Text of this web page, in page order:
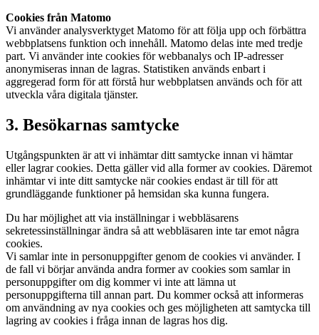
Cookies från Matomo
Vi använder analysverktyget Matomo för att följa upp och förbättra
webbplatsens funktion och innehåll. Matomo delas inte med tredje
part. Vi använder inte cookies för webbanalys och IP-adresser
anonymiseras innan de lagras. Statistiken används enbart i
aggregerad form för att förstå hur webbplatsen används och för att
utveckla våra digitala tjänster.
3. Besökarnas samtycke
Utgångspunkten är att vi inhämtar ditt samtycke innan vi hämtar
eller lagrar cookies. Detta gäller vid alla former av cookies. Däremot
inhämtar vi inte ditt samtycke när cookies endast är till för att
grundläggande funktioner på hemsidan ska kunna fungera.
Du har möjlighet att via inställningar i webbläsarens
sekretessinställningar ändra så att webbläsaren inte tar emot några
cookies.
Vi samlar inte in personuppgifter genom de cookies vi använder. I
de fall vi börjar använda andra former av cookies som samlar in
personuppgifter om dig kommer vi inte att lämna ut
personuppgifterna till annan part. Du kommer också att informeras
om användning av nya cookies och ges möjligheten att samtycka till
lagring av cookies i fråga innan de lagras hos dig.